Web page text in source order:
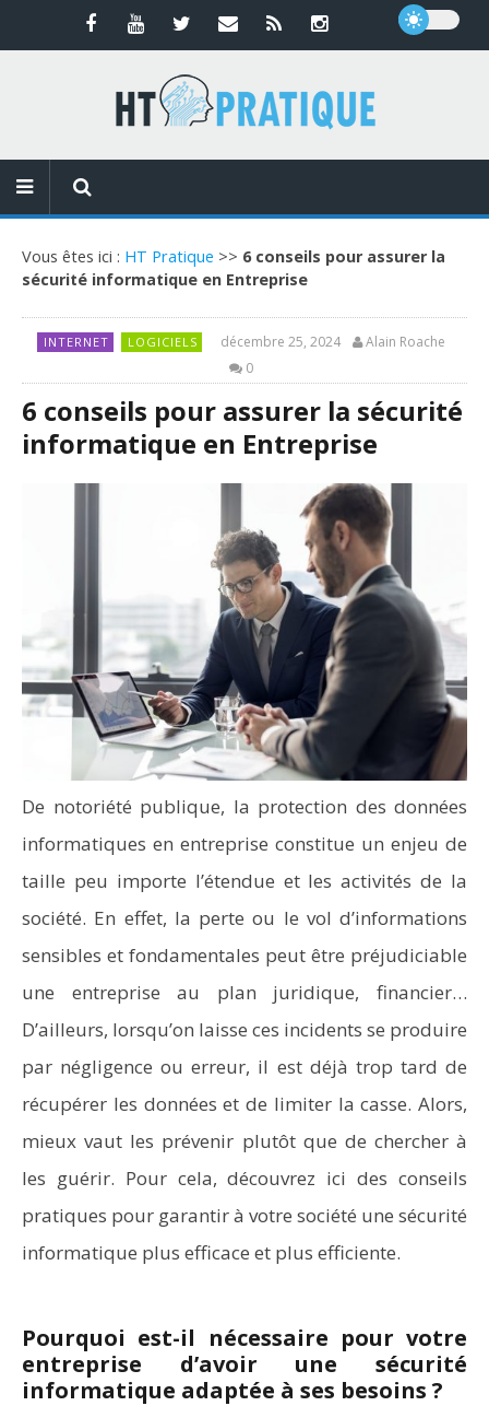
Vous êtes ici : HT Pratique >> 6 conseils pour assurer la
sécurité informatique en Entreprise
INTERNET LOGICIELS décembre 25, 2024
Alain Roache
0
6 conseils pour assurer la sécurité
informatique en Entreprise
De notoriété publique, la protection des données
informatiques en entreprise constitue un enjeu de
taille peu importe l’étendue et les activités de la
société. En effet, la perte ou le vol d’informations
sensibles et fondamentales peut être préjudiciable
une entreprise au plan juridique, financier…
D’ailleurs, lorsqu’on laisse ces incidents se produire
par négligence ou erreur, il est déjà trop tard de
récupérer les données et de limiter la casse. Alors,
mieux vaut les prévenir plutôt que de chercher à
les guérir. Pour cela, découvrez ici des conseils
pratiques pour garantir à votre société une sécurité
informatique plus efficace et plus efficiente.
Pourquoi est-il nécessaire pour votre
entreprise d’avoir une sécurité
informatique adaptée à ses besoins ?